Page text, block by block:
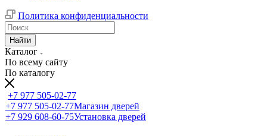
Политика конфиденциальности
Найти
Каталог
По всему сайту
По каталогу
+7 977 505-02-77
+7 977 505-02-77Магазин дверей
+7 929 608-60-75Установка дверей